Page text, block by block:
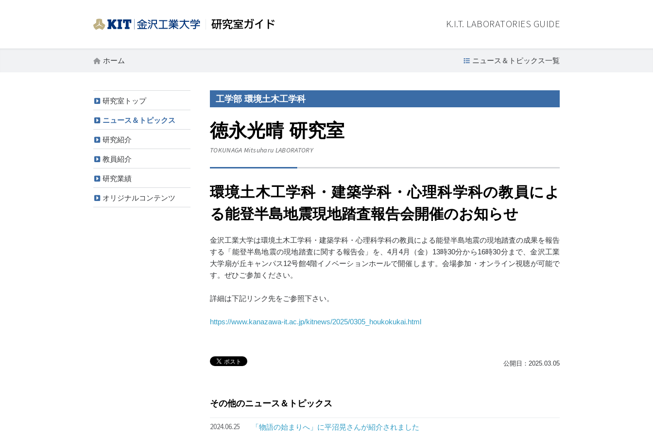
研究室ガイド K.I.T. LABORATORIES GUIDE
ホーム ニュース＆トピックス一覧
研究室トップ
ニュース＆トピックス
研究紹介
教員紹介
研究業績
オリジナルコンテンツ
工学部 環境土木工学科
徳永光晴 研究室
TOKUNAGA Mitsuharu LABORATORY
環境土木工学科・建築学科・心理科学科の教員によ
る能登半島地震現地踏査報告会開催のお知らせ
金沢工業大学は環境土木工学科・建築学科・心理科学科の教員による能登半島地震の現地踏査の成果を報告
する「能登半島地震の現地踏査に関する報告会」を、4月4月（金）13時30分から16時30分まで、金沢工業
大学扇が丘キャンパス12号館4階イノベーションホールで開催します。会場参加・オンライン視聴が可能で
す。ぜひご参加ください。
詳細は下記リンク先をご参照下さい。
https://www.kanazawa-it.ac.jp/kitnews/2025/0305_houkokukai.html
公開日：2025.03.05
その他のニュース＆トピックス
2024.06.25 「物語の始まりへ」に平沼晃さんが紹介されました